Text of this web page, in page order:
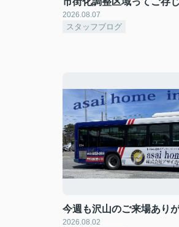
2026.08.07
スタッフブログ
今週も沢山のご来場あり
2026.08.02